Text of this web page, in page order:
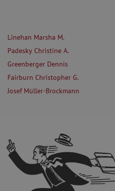
Linehan Marsha M.
Padesky Christine A.
Greenberger Dennis
Fairburn Christopher G.
Josef Müller-Brockmann